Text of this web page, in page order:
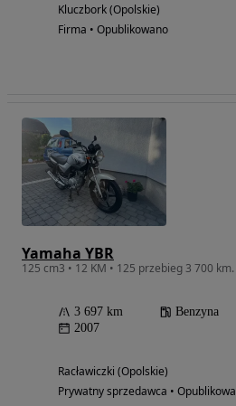
Kluczbork (Opolskie)
Firma • Opublikowano
Yamaha YBR
125 cm3 • 12 KM • 125 przebieg 3 700
3 697 km Benzyna
2007
Racławiczki (Opolskie)
Prywatny sprzedawca •